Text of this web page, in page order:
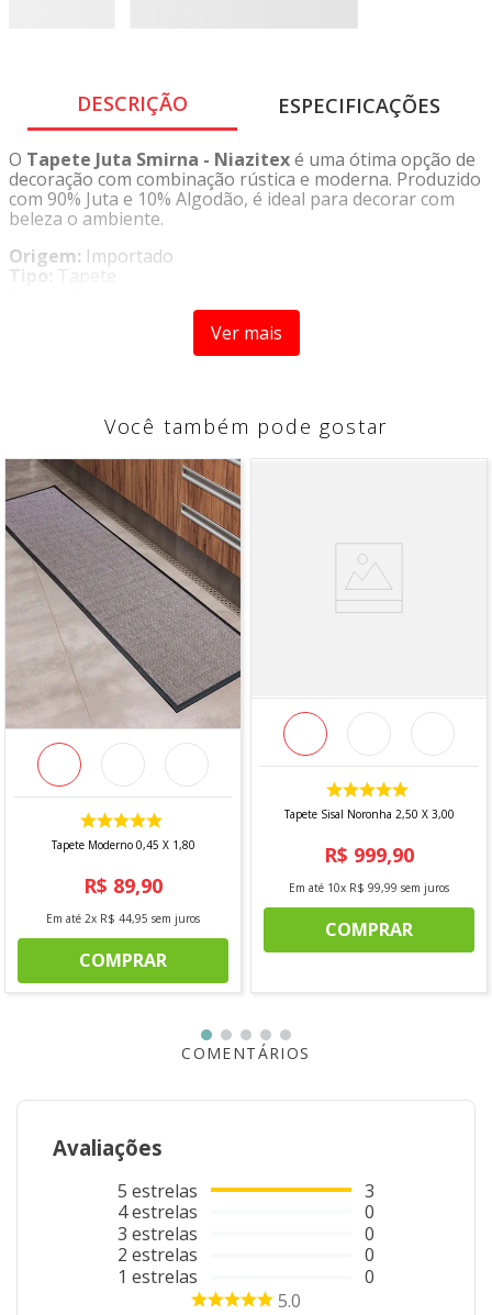
DESCRIÇÃO ESPECIFICAÇÕES
O Tapete Juta Smirna - Niazitexé uma ótima opção de
decoração com combinação rústica e moderna. Produzido
com 90% Juta e 10% Algodão, é ideal para decorar com
beleza o ambiente.
Origem: Importado
Tipo:
Tapete
COMPOSIÇÃO:
- 90% Juta
- 10% Algodão
MEDIDAS:
- Largura: 1,50 cm
- Comprimento: 2,00 m
*imagem meramente ilustrativa*
Ver mais
Você também pode gostar
Tapete Moderno 0,45 X 1,80
R$ 89,90
Em até 2x R$ 44,95 sem juros
COMPRAR
Tapete Sisal Noronha 2,50 X 3,00
R$ 999,90
Em até 10x R$ 99,99 sem juros
COMPRAR
COMENTÁRIOS
Avaliações
5 estrelas
4estrelas
3 estrelas
2 estrelas
1 estrelas
3
0
0
0
0
5.0